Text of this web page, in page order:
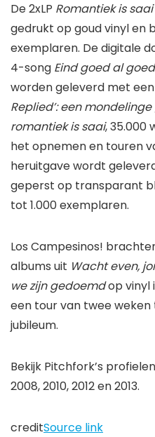
De 2xLP Romantiek is saai
gedrukt op goud vinyl en
exemplaren. De digitale
4-song Eind goed al goed
worden geleverd met
Replied’: een
romantiek is saai, 35.000
het opnemen en touren
heruitgave wordt
geperst op transparant
tot 1.000 exemplaren.
Los Campesinos!
albums uit Wacht even,
we zijn gedoemdop vinyl
een tour van twee weken
jubileum.
Bekijk Pitchfork’s
2008, 2010, 2012 en 2013.
creditSource link